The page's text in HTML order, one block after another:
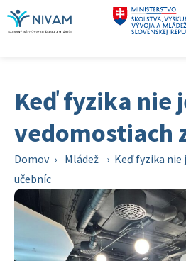
Keď fyzika nie
vedomostiach
Domov › Mládež › Keď fyzika nie
učebníc